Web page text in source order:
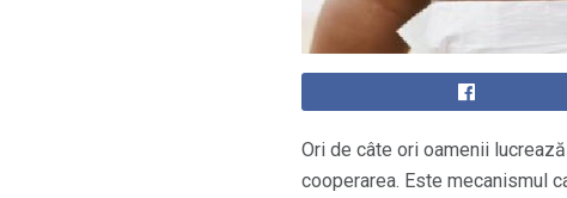
Ori de câte ori oamenii
cooperarea. Este mecanismul